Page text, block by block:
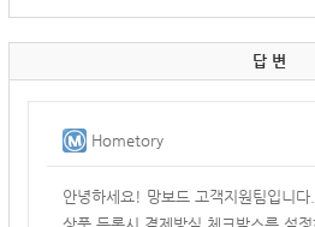
답 변
Hometory
안녕하세요! 망보드 고객지원팀입니다.